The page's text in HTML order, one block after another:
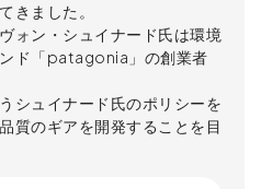
きました。
ォン・シュイナード氏は環境
ド「patagonia」の創業者
シュイナード氏のポリシーを
質のギアを開発することを目